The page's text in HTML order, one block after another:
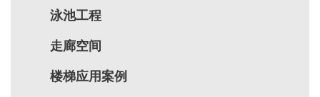
泳池工程
走廊空间
楼梯应用案例